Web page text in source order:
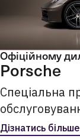
Офіційному
Porsche
Спеціальна
Дізнатись більше